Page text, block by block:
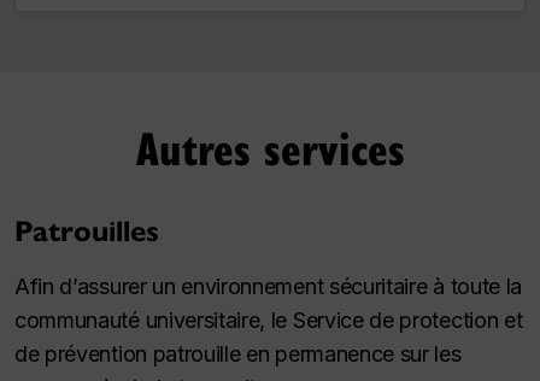
Autres services
Patrouilles
Afin d’assurer un environnement sécuritaire à toute la
communauté universitaire, le Service de protection et
de prévention patrouille en permanence sur les